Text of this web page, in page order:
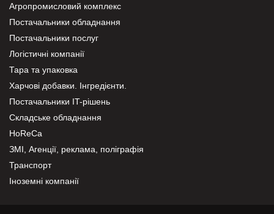
Агропромисловий комплекс
Постачальники обладнання
Постачальники послуг
Логістичні компанії
Тара та упаковка
Харчові добавки. Інгредієнти.
Постачальники IT-рішень
Складське обладнання
HoReCa
ЗМІ, Агенції, реклама, поліграфія
Транспорт
Іноземні компанії